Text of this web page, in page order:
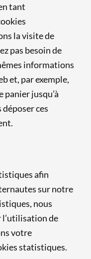
tant
la visite de
pas besoin de
informations
et, par exemple,
jusqu’à
ces
afin
sur notre
nous
de
votre
statistiques.